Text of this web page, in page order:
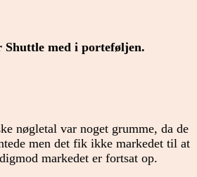
Shuttle med i porteføljen.
nøgletal var noget grumme, da de
men det fik ikke markedet til at
markedet er fortsat op.